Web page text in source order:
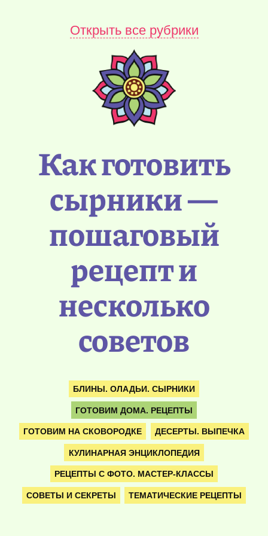
Открыть все рубрики
Как готовить
сырники —
пошаговый
рецепт и
несколько
советов
БЛИНЫ. ОЛАДЬИ. СЫРНИКИ
ГОТОВИМ ДОМА. РЕЦЕПТЫ
ГОТОВИМ НА СКОВОРОДКЕ ДЕСЕРТЫ. ВЫПЕЧКА
КУЛИНАРНАЯ ЭНЦИКЛОПЕДИЯ
РЕЦЕПТЫ С ФОТО. МАСТЕР-КЛАССЫ
СОВЕТЫ И СЕКРЕТЫ ТЕМАТИЧЕСКИЕ РЕЦЕПТЫ